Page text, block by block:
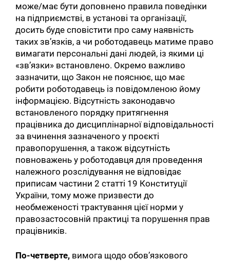
може/має бути доповнено правила поведінки
на підприємстві, в установі та організації,
досить буде сповістити про саму наявність
таких зв’язків, а чи роботодавець матиме право
вимагати персональні дані людей, із якими ці
«зв’язки» встановлено. Окремо важливо
зазначити, що Закон не пояснює, що має
робити роботодавець із повідомленою йому
інформацією. Відсутність законодавчо
встановленого порядку притягнення
працівника до дисциплінарної відповідальності
за вчинення зазначеного у проєкті
правопорушення, а також відсутність
повноважень у роботодавця для проведення
належного розслідування не відповідає
приписам частини 2 статті 19 Конституції
України, тому може призвести до
необмеженості трактування цієї норми у
правозастосовній практиці та порушення прав
працівників.
По-четверте, вимога щодо обов’язкового